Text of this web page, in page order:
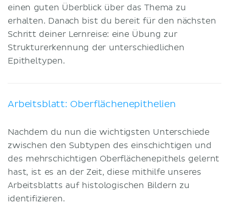
einen guten Überblick über das Thema zu
erhalten. Danach bist du bereit für den nächsten
Schritt deiner Lernreise: eine Übung zur
Strukturerkennung der unterschiedlichen
Epitheltypen.
Arbeitsblatt: Oberflächenepithelien
Nachdem du nun die wichtigsten Unterschiede
zwischen den Subtypen des einschichtigen und
des mehrschichtigen Oberflächenepithels gelernt
hast, ist es an der Zeit, diese mithilfe unseres
Arbeitsblatts auf histologischen Bildern zu
identifizieren.